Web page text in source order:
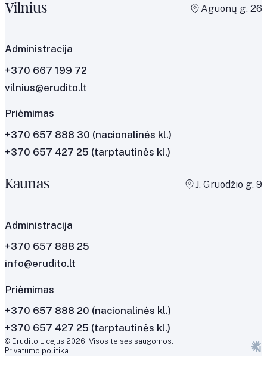
Vilnius Aguonų g. 26
Administracija
+370 667 199 72
vilnius@erudito.lt
Priėmimas
+370 657 888 30 (nacionalinės kl.)
+370 657 427 25 (tarptautinės kl.)
Kaunas J. Gruodžio g. 9
Administracija
+370 657 888 25
info@erudito.lt
Priėmimas
+370 657 888 20 (nacionalinės kl.)
+370 657 427 25 (tarptautinės kl.)
© Erudito Licėjus 2026. Visos teisės saugomos.
Privatumo politika